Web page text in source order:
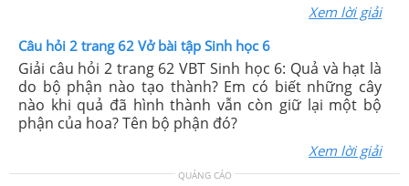
Xem lời giải
Câu hỏi 2 trang 62 Vở bài tập Sinh học 6
Giải câu hỏi 2 trang 62 VBT Sinh học 6: Quả và hạt là
do bộ phận nào tạo thành? Em có biết những cây
nào khi quả đã hình thành vẫn còn giữ lại một bộ
phận của hoa? Tên bộ phận đó?
Xem lời giải
QUẢNG CÁO